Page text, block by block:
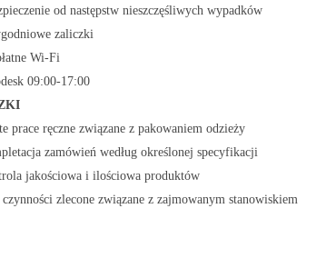
od następstw nieszczęśliwych wypadków
zaliczki
Wi-Fi
09:00-17:00
ręczne związane z pakowaniem odzieży
zamówień według określonej specyfikacji
jakościowa i ilościowa produktów
zlecone związane z zajmowanym stanowiskiem